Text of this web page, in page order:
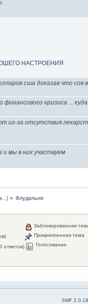
НАСТРОЕНИЯ
сша доказав что соя
финансового кризиса ...
из-за отсутствия
и мы в них участвуем
» Флудильня
ответов)
Заблокированная
Прикрепленная тема
Голосование
SMF 2.0.18